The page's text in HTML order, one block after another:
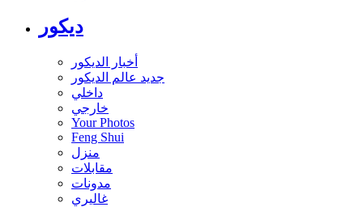
ديكور
أخبار الديكور
جديد عالم الديكور
داخلي
خارجي
Your Photos
Feng Shui
منزل
مقابلات
مدونات
غاليري